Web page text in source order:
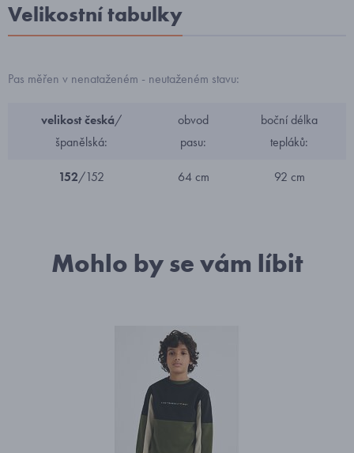
Velikostní tabulky
Pas měřen v nenataženém - neutaženém stavu:
velikost česká/
španělská:
obvod
pasu:
boční délka
tepláků:
152/152 64 cm 92 cm
Mohlo by se vám líbit